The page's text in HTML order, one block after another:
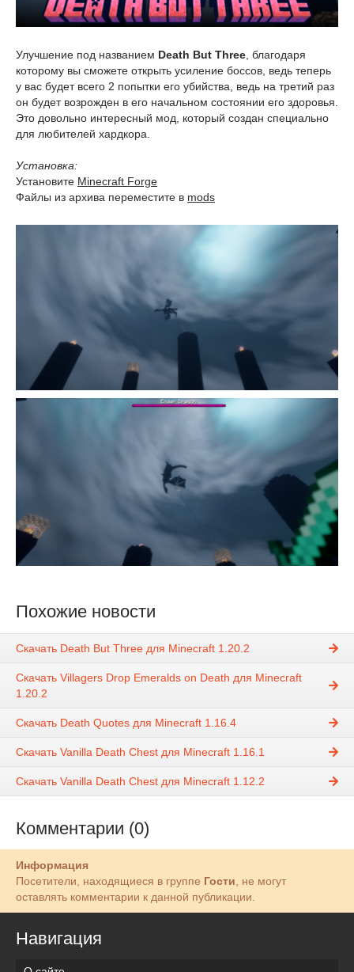
Улучшение под названием Death But Three , благодаря
которому вы сможете открыть усиление боссов, ведь теперь
у вас будет всего 2 попытки его убийства, ведь на третий раз
он будет возрожден в его начальном состоянии его здоровья.
Это довольно интересный мод, который создан специально
для любителей хардкора.
Установка:
Установите Minecraft Forge
Файлы из архива переместите в mods
Похожие новости
Скачать Death But Three для Minecraft 1.20.2
Скачать Villagers Drop Emeralds on Death для Minecraft
1.20.2
Скачать Death Quotes для Minecraft 1.16.4
Скачать Vanilla Death Chest для Minecraft 1.16.1
Скачать Vanilla Death Chest для Minecraft 1.12.2
Комментарии (0)
Информация
Посетители, находящиеся в группе Гости , не могут
оставлять комментарии к данной публикации.
Навигация